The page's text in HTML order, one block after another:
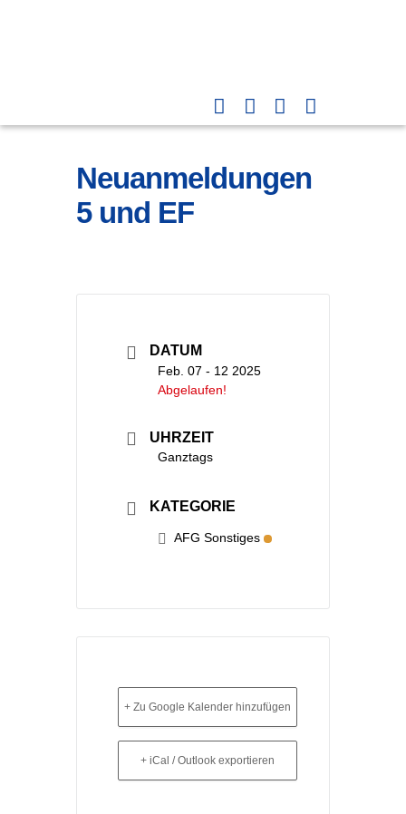
Neuanmeldungen
5 und EF
DATUM
Feb. 07 - 12 2025
Abgelaufen!
UHRZEIT
Ganztags
KATEGORIE
AFG Sonstiges
+ Zu Google Kalender hinzufügen
+ iCal / Outlook exportieren